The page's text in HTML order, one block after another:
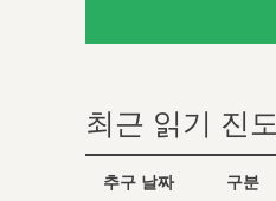
최근 읽기 진도
추구 날짜 구분